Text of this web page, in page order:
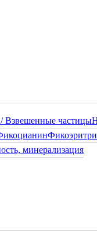
Взвешенные частицы
минерализация